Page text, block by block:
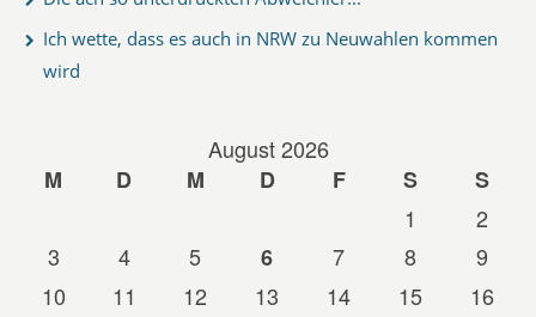
Ich wette, dass es auch in NRW zu Neuwahlen kommen
wird
August 2026
M
D M D F S
S
1
2
3
4 5 6 7 8
9
10
11 12 13 14 15
16